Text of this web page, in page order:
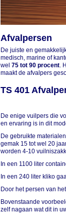
Afvalpersen
De juiste en
medisch, marine of
wel 75 tot 90 procent.
maakt de afvalpers
TS 401
De enige vuilpers die
en ervaring is in dit
De gebruikte
gemak 15 tot wel 20
worden 4-10
In een 1100 liter
In een 240 liter kliko
Door het persen van
Bovenstaande
zelf nagaan wat dit in